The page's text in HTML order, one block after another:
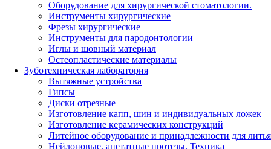
Оборудование для хирургической стоматологии.
Инструменты хирургические
Фрезы хирургические
Инструменты для пародонтологии
Иглы и шовный материал
Остеопластические материалы
Зуботехническая лаборатория
Вытяжные устройства
Гипсы
Диски отрезные
Изготовление капп, шин и индивидуальных ложек
Изготовление керамических конструкций
Литейное оборудование и принадлежности для литья
Нейлоновые, ацетатные протезы. Техника